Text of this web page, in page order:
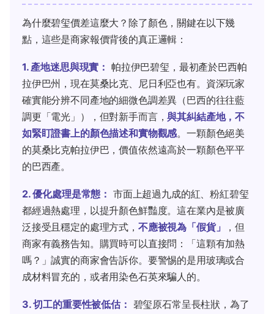
為什麼碧玺價差這麼大？除了顏色，關鍵在以下幾
點，這些是商家報價背後的真正邏輯：
1. 產地迷思與現實： 帕拉伊巴碧玺，最初產於巴西帕
拉伊巴州，現在莫桑比克、尼日利亞也有。資深玩家
確實能分辨不同產地的細微色調差異（巴西的往往藍
調更「電光」），但對新手而言，與其糾結產地，不
如緊盯證書上的顏色描述和實物觀感。一顆顏色絕美
的莫桑比克帕拉伊巴，價值依然遠高於一顆顏色平平
的巴西產。
2. 優化處理是常態： 市面上超過九成的紅、粉紅碧玺
都經過熱處理，以提升顏色鮮豔度。這在業內是被廣
泛接受且穩定的處理方式， 不應被視為「假貨」
，但
商家有義務告知。購買時可以直接問：「這顆有加熱
嗎？」誠實的商家會告訴你。要警惕的是用玻璃或合
成材料冒充的，或者用染色石英來騙人的。
3. 切工的重要性被低估： 碧玺原石常呈長柱狀，為了